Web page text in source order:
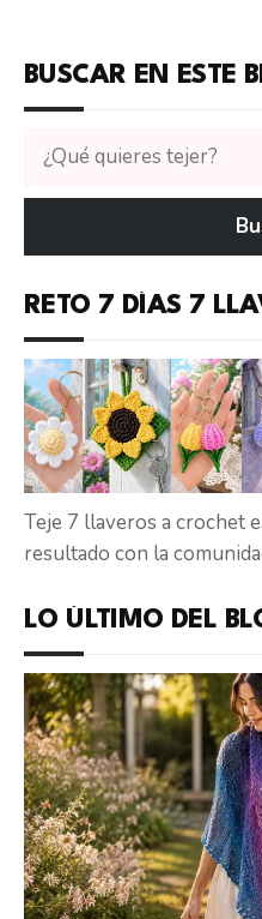
BUSCAR EN ESTE
Buscar
tutoriales
en
RETO 7 DÍAS 7
Teje 7 llaveros a crochet
resultado con la
LO ÚLTIMO DEL